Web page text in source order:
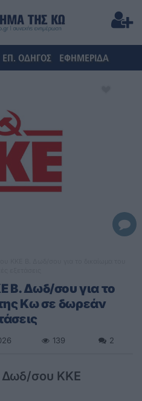
ΕΠ. ΟΔΗΓΟΣ ΕΦΗΜΕΡΙΔΑ
Β. Δωδ/σου για το
Κω σε δωρεάν
139 2
Δωδ/σου ΚΚΕ